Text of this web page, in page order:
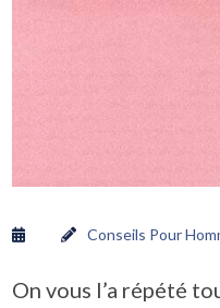
Conseils Pour
On vous l’a répété